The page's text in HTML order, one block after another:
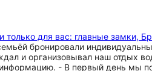
только для вас: главные замки,
бронировали
и организовывал наш отдых
- В первый день мы